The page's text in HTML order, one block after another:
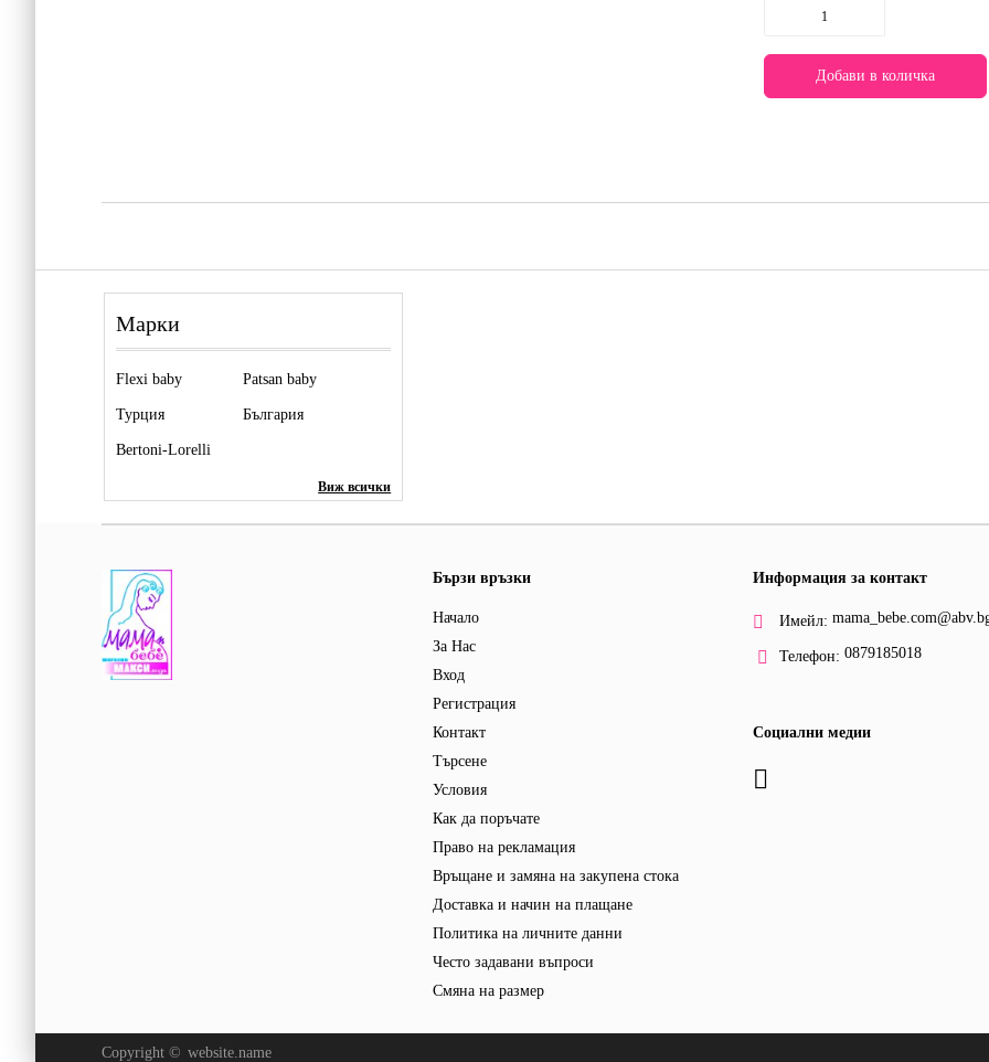
Марки
Flexi baby Patsan baby
Турция България
Bertoni-Lorelli
Виж всички
Бързи връзки
Начало
За Нас
Вход
Регистрация
Контакт
Търсене
Условия
Как да поръчате
Право на рекламация
Връщане и замяна на закупена стока
Доставка и начин на плащане
Политика на личните данни
Често задавани въпроси
Смяна на размер
Информация за контакт
Имейл:
Телефон: 0879185018
Социални медии
Copyright © website.name